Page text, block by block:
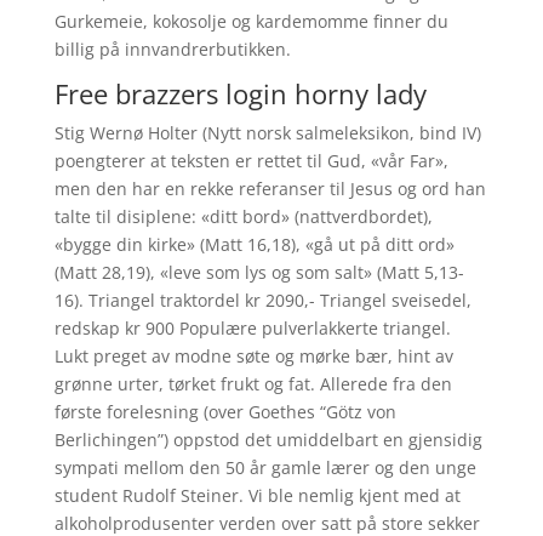
Gurkemeie, kokosolje og kardemomme finner du
billig på innvandrerbutikken.
Free brazzers login horny lady
Stig Wernø Holter (Nytt norsk salmeleksikon, bind IV)
poengterer at teksten er rettet til Gud, «vår Far»,
men den har en rekke referanser til Jesus og ord han
talte til disiplene: «ditt bord» (nattverdbordet),
«bygge din kirke» (Matt 16,18), «gå ut på ditt ord»
(Matt 28,19), «leve som lys og som salt» (Matt 5,13-
16). Triangel traktordel kr 2090,- Triangel sveisedel,
redskap kr 900 Populære pulverlakkerte triangel.
Lukt preget av modne søte og mørke bær, hint av
grønne urter, tørket frukt og fat. Allerede fra den
første forelesning (over Goethes “Götz von
Berlichingen”) oppstod det umiddelbart en gjensidig
sympati mellom den 50 år gamle lærer og den unge
student Rudolf Steiner. Vi ble nemlig kjent med at
alkoholprodusenter verden over satt på store sekker